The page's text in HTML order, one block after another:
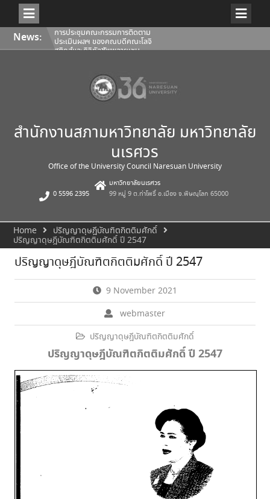
Skip
content
News: การประชุมคณะกรรมการติดตาม
ประเมินผลฯ ของคณบดีคณะโลจิ
สติกส์และดิจิทัลซัพพลายเชน
ครั้งที่ 350 (8/2569) วันเสาร์ที่ 1
สิงหาคม 2569
การประชุมคณะกรรมการติดตาม
ประเมินผลฯ ของคณบดีคณะ
สำนักงานสภามหาวิทยาลัย มหาวิทยาลัย
นเรศวร
Office of the University Council Naresuan University
0 5596 2395
มหาวิทยาลัยนเรศวร
99 หมู่ 9 ต.ท่าโพธิ์ อ.เมือง จ.พิษณุโลก 65000
Home
ปริญญาดุษฎีบัณฑิตกิตติมศักดิ์
ปริญญาดุษฎีบัณฑิตกิตติมศักดิ์ ปี 2547
ปริญญาดุษฎีบัณฑิตกิตติมศักดิ์ ปี 2547
9 November 2021
webmaster
ปริญญาดุษฎีบัณฑิตกิตติมศักดิ์
ปริญญาดุษฎีบัณฑิตกิตติมศักดิ์ ปี 2547